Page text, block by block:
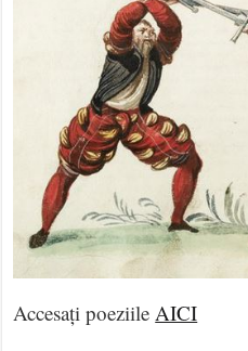
Accesați poeziileAICI